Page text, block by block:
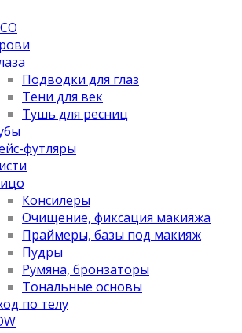
Подводки для глаз
Тени для век
Тушь для ресниц
футляры
Консилеры
Очищение, фиксация макияжа
Праймеры, базы под макияж
Пудры
Румяна, бронзаторы
Тональные основы
по телу